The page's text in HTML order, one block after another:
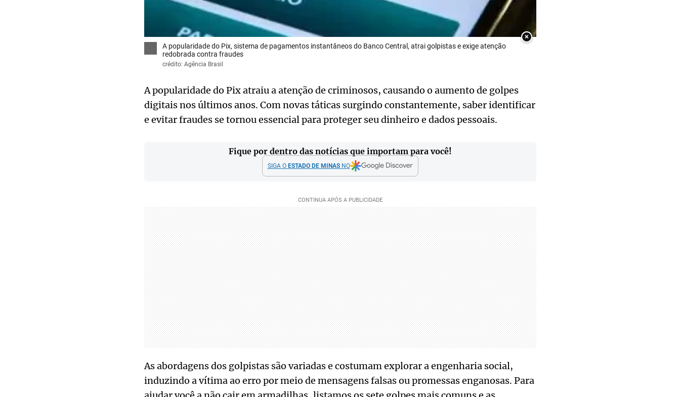
×
A popularidade do Pix, sistema de pagamentos instantâneos do Banco Central, atrai golpistas e exige atenção
redobrada contra fraudes
crédito: Agência Brasil
A popularidade do Pix atraiu a atenção de criminosos, causando o aumento de golpes
digitais nos últimos anos. Com novas táticas surgindo constantemente, saber identificar
e evitar fraudes se tornou essencial para proteger seu dinheiro e dados pessoais.
Fique por dentro das notícias que importam para você!
SIGA O ESTADO DE MINASNO
As abordagens dos golpistas são variadas e costumam explorar a engenharia social,
induzindo a vítima ao erro por meio de mensagens falsas ou promessas enganosas. Para